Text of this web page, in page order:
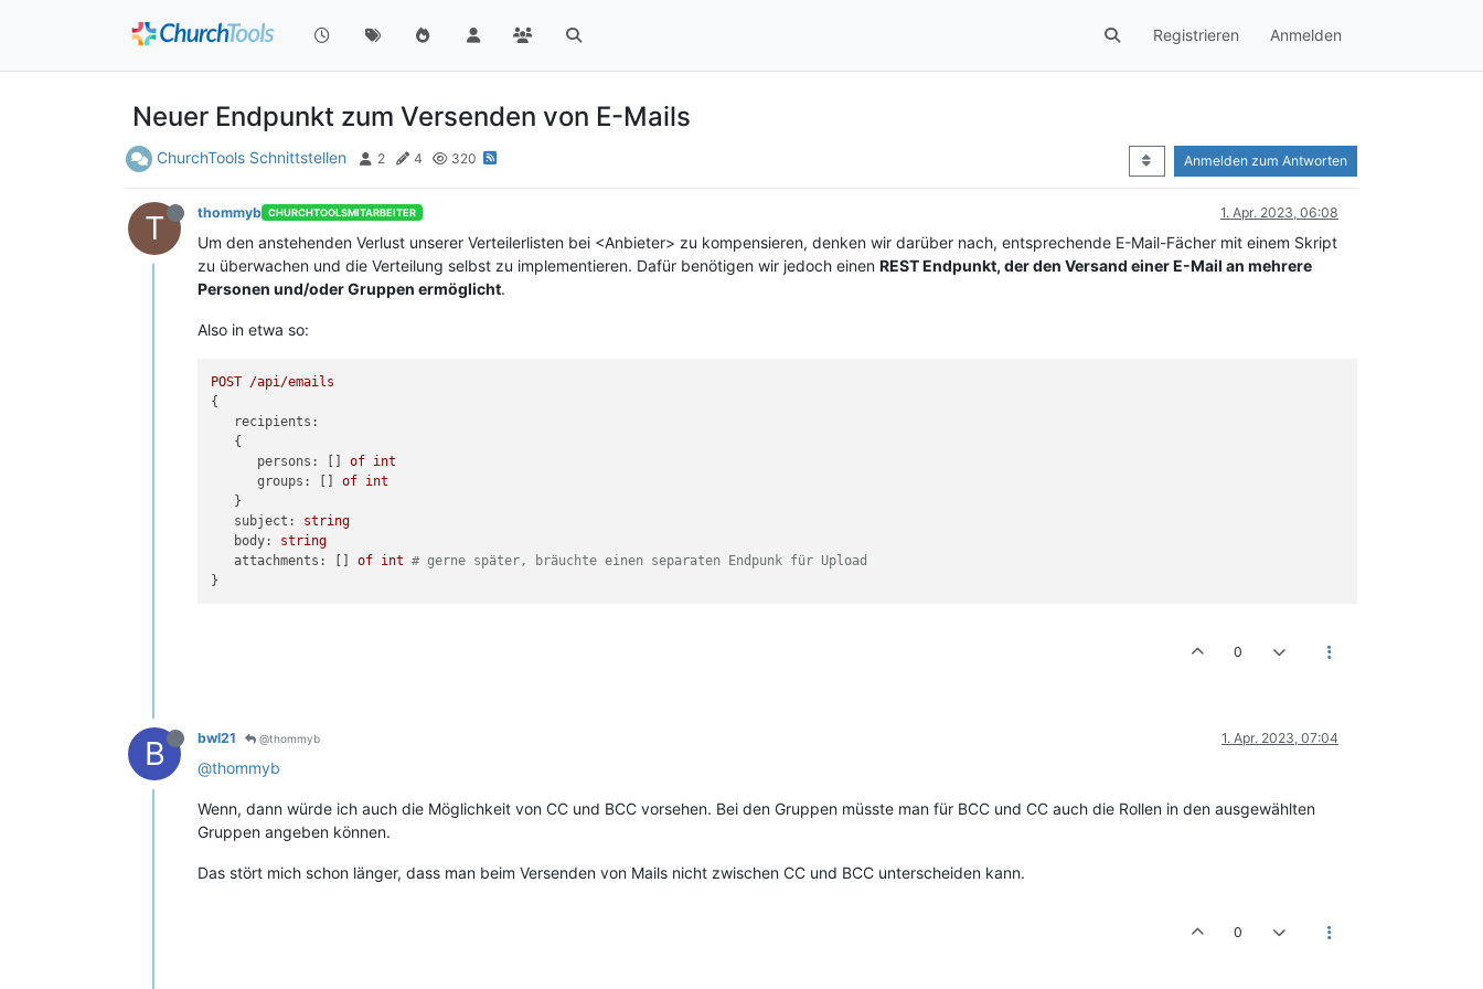
Registrieren Anmelden
Neuer Endpunkt zum Versenden von E-Mails
ChurchTools Schnittstellen 2 4 320 Anmelden zum Antworten
T thommyb CHURCHTOOLSMITARBEITER 1. Apr. 2023, 06:08
Um den anstehenden Verlust unserer Verteilerlisten bei <Anbieter> zu kompensieren, denken wir darüber nach, entsprechende E-Mail-Fächer mit einem Skript
zu überwachen und die Verteilung selbst zu implementieren. Dafür benötigen wir jedoch einen REST Endpunkt, der den Versand einer E-Mail an mehrere
Personen und/oder Gruppen ermöglicht.
Also in etwa so:
POST /api/emails
{
recipients:
   {
persons:
[] of int
groups:
[] of int
   }
subject:
string
body:
string
attachments:
[] of int # gerne später, bräuchte einen separaten Endpunk für Upload
0
B bwl21 @thommyb 1. Apr. 2023, 07:04
@thommyb
Wenn, dann würde ich auch die Möglichkeit von CC und BCC vorsehen. Bei den Gruppen müsste man für BCC und CC auch die Rollen in den ausgewählten
Gruppen angeben können.
Das stört mich schon länger, dass man beim Versenden von Mails nicht zwischen CC und BCC unterscheiden kann.
0